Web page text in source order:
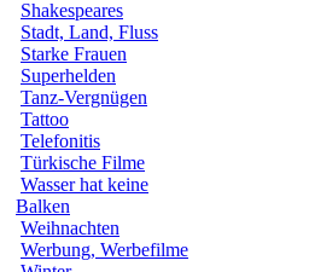
Shakespeares
Stadt, Land, Fluss
Starke Frauen
Superhelden
Tanz-Vergnügen
Tattoo
Telefonitis
Türkische Filme
Wasser hat keine
Balken
Weihnachten
Werbung, Werbefilme